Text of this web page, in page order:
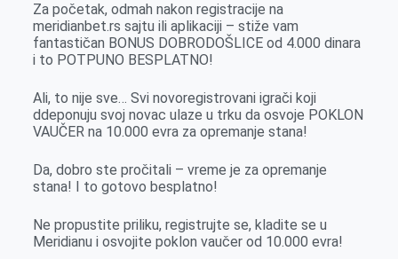
Za početak, odmah nakon registracije na
meridianbet.rs sajtu ili aplikaciji – stiže vam
fantastičan BONUS DOBRODOŠLICE od 4.000 dinara
i to POTPUNO BESPLATNO!
Ali, to nije sve… Svi novoregistrovani igrači koji
ddeponuju svoj novac ulaze u trku da osvoje POKLON
VAUČER na 10.000 evra za opremanje stana!
Da, dobro ste pročitali – vreme je za opremanje
stana! I to gotovo besplatno!
Ne propustite priliku, registrujte se, kladite se u
Meridianu i osvojite poklon vaučer od 10.000 evra!